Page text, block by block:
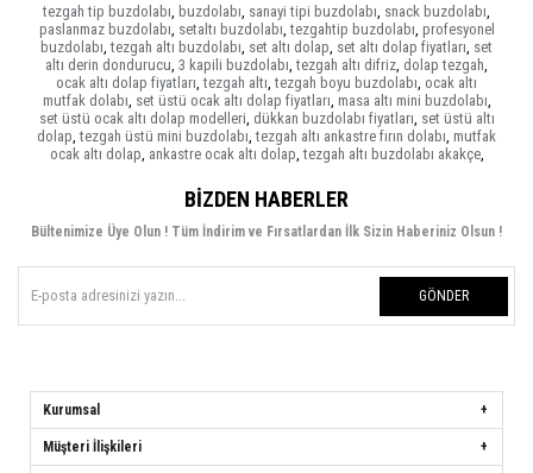
tezgah tip buzdolabı buzdolabı sanayi tipi buzdolabı snack buzdolabı
paslanmaz buzdolabı setaltı buzdolabı tezgahtip buzdolabı profesyonel
buzdolabı tezgah altı buzdolabı set altı dolap set altı dolap fiyatları set
altı derin dondurucu 3 kapili buzdolabı tezgah altı difriz dolap tezgah
ocak altı dolap fiyatları tezgah altı tezgah boyu buzdolabı ocak altı
mutfak dolabı set üstü ocak altı dolap fiyatları masa altı mini buzdolabı
set üstü ocak altı dolap modelleri dükkan buzdolabı fiyatları set üstü altı
dolap tezgah üstü mini buzdolabı tezgah altı ankastre fırın dolabı mutfak
ocak altı dolap ankastre ocak altı dolap tezgah altı buzdolabı akakçe,
BIZDEN HABERLER
Bültenimize Üye Olun ! Tüm İndirim ve Fırsatlardan İlk Sizin Haberiniz Olsun !
GÖNDER
Kurumsal
Müşteri İlişkileri